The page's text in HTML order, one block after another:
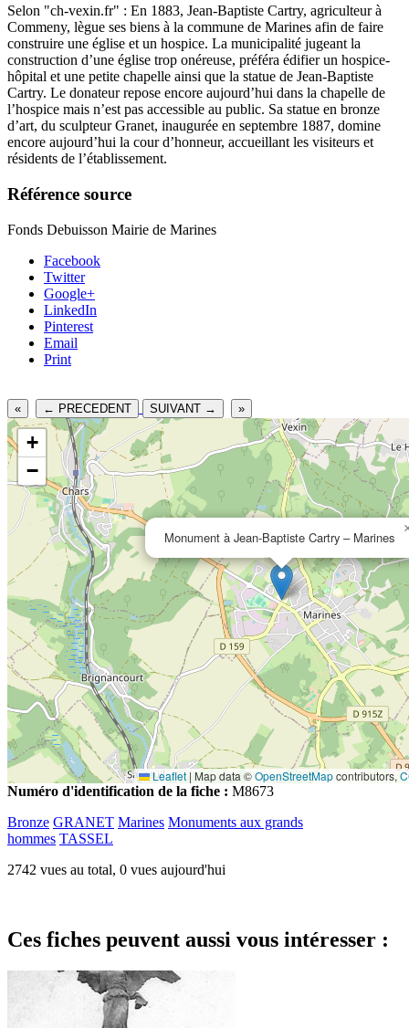
Selon "ch-vexin.fr" : En 1883, Jean-Baptiste Cartry, agriculteur à
Commeny, lègue ses biens à la commune de Marines afin de faire
construire une église et un hospice. La municipalité jugeant la
construction d’une église trop onéreuse, préféra édifier un hospice-
hôpital et une petite chapelle ainsi que la statue de Jean-Baptiste
Cartry. Le donateur repose encore aujourd’hui dans la chapelle de
l’hospice mais n’est pas accessible au public. Sa statue en bronze
d’art, du sculpteur Granet, inaugurée en septembre 1887, domine
encore aujourd’hui la cour d’honneur, accueillant les visiteurs et
résidents de l’établissement.
Référence source
Fonds Debuisson Mairie de Marines
Facebook
Twitter
Google+
LinkedIn
Pinterest
Email
Print
« ← PRECEDENT SUIVANT → »
Monument à Jean-Baptiste Cartry – Marines
+
−
Leaflet | Map data ©OpenStreetMapcontributors,
Numéro d'identification de la fiche : M8673
Bronze GRANET Marines Monuments aux grands
hommes TASSEL
2742 vues au total, 0 vues aujourd'hui
Ces fiches peuvent aussi vous intéresser :